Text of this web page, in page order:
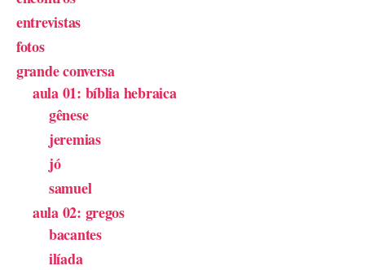
entrevistas
fotos
grande conversa
aula 01: bíblia hebraica
gênese
jeremias
jó
samuel
aula 02: gregos
bacantes
ilíada